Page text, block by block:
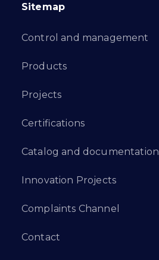
Sitemap
Control and management
Products
Projects
Certifications
Catalog and documentation
Innovation Projects
Complaints Channel
Contact